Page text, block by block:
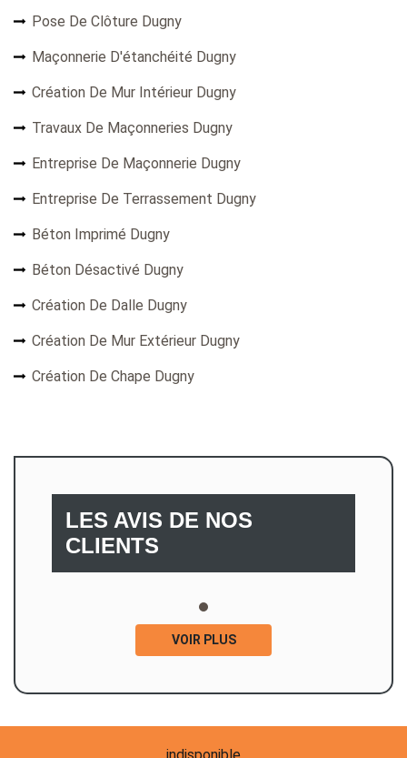
Pose De Clôture Dugny
Maçonnerie D'étanchéité Dugny
Création De Mur Intérieur Dugny
Travaux De Maçonneries Dugny
Entreprise De Maçonnerie Dugny
Entreprise De Terrassement Dugny
Béton Imprimé Dugny
Béton Désactivé Dugny
Création De Dalle Dugny
Création De Mur Extérieur Dugny
Création De Chape Dugny
LES AVIS DE NOS
CLIENTS
VOIR PLUS